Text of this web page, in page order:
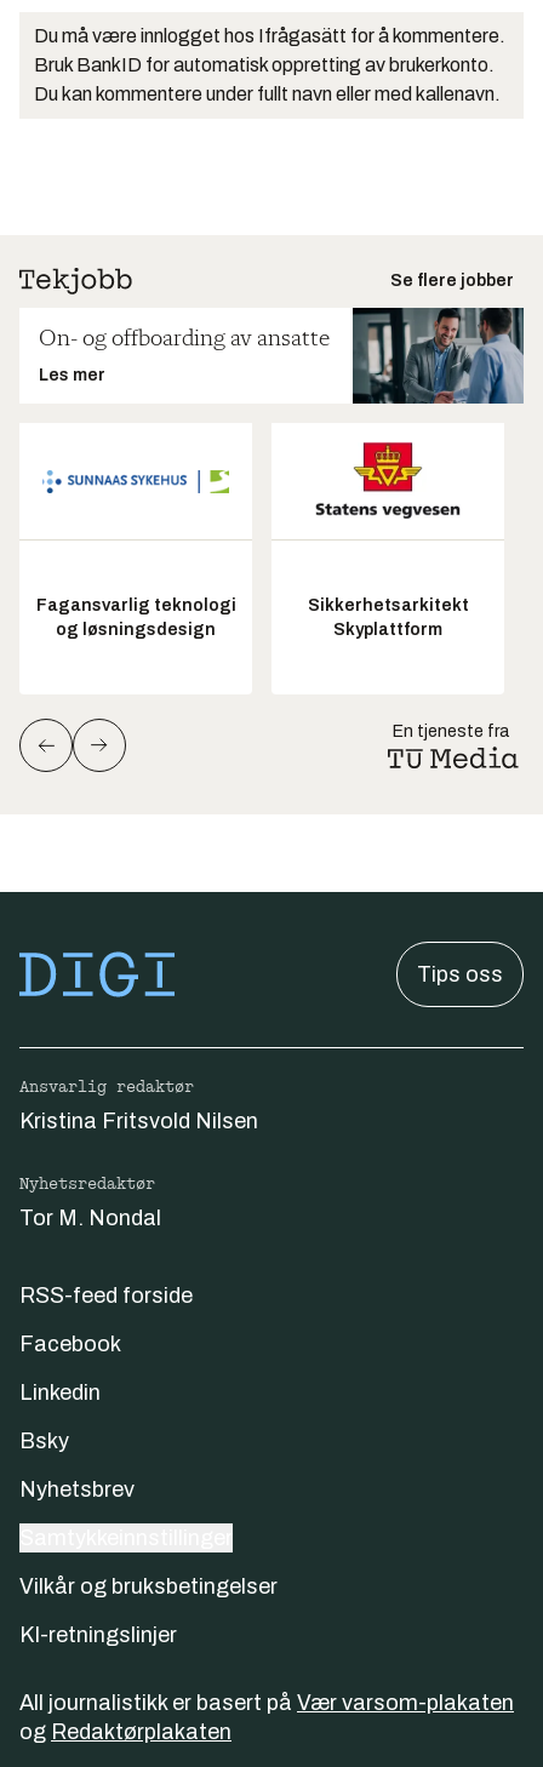
Du må være innlogget hos Ifrågasätt for å kommentere.
Bruk BankID for automatisk oppretting av brukerkonto.
Du kan kommentere under fullt navn eller med kallenavn.
Se flere jobber
On- og offboarding av ansatte
Les mer
Fagansvarlig teknologi
og løsningsdesign
Sikkerhetsarkitekt
Skyplattform
En tjeneste fra
Tips oss
Ansvarlig redaktør
Kristina Fritsvold Nilsen
Nyhetsredaktør
Tor M. Nondal
RSS-feed forside
Facebook
Linkedin
Bsky
Nyhetsbrev
Vilkår og bruksbetingelser
KI-retningslinjer
All journalistikk er basert på Vær varsom-plakaten
og Redaktørplakaten